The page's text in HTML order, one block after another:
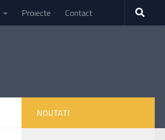
Proiecte Contact
NOUTATI